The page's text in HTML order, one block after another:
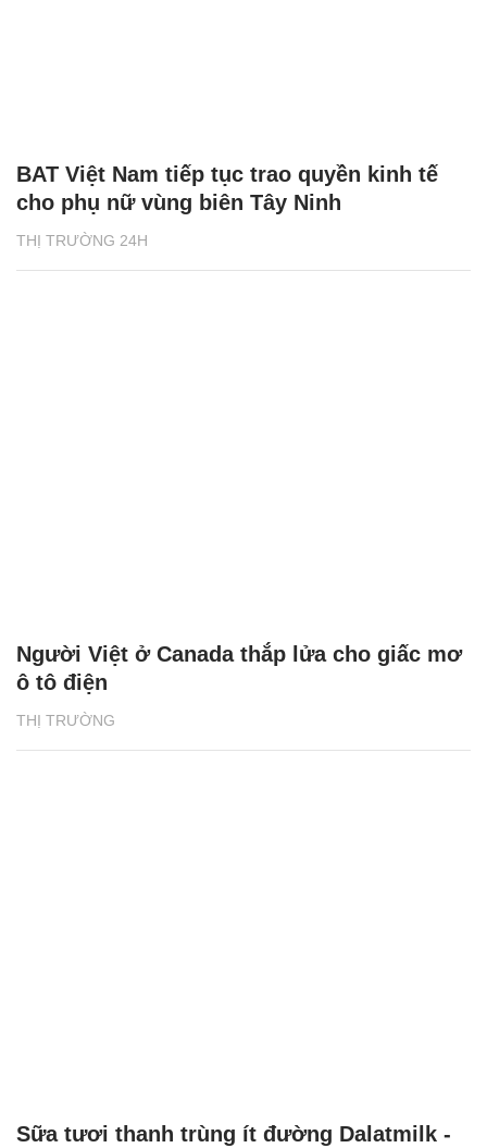
THỊ TRƯỜNG 24H
BAT Việt Nam tiếp tục trao quyền kinh tế
cho phụ nữ vùng biên Tây Ninh
THỊ TRƯỜNG
Người Việt ở Canada thắp lửa cho giấc mơ
ô tô điện
Sữa tươi thanh trùng ít đường Dalatmilk -